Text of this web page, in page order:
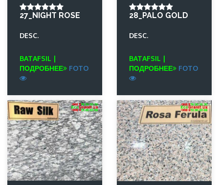
27_NIGHT ROSE
DESC.
BATAFSIL |
ПОДРОБНЕЕ
FOTO
28_PALO GOLD
DESC.
BATAFSIL |
ПОДРОБНЕЕ
FOTO